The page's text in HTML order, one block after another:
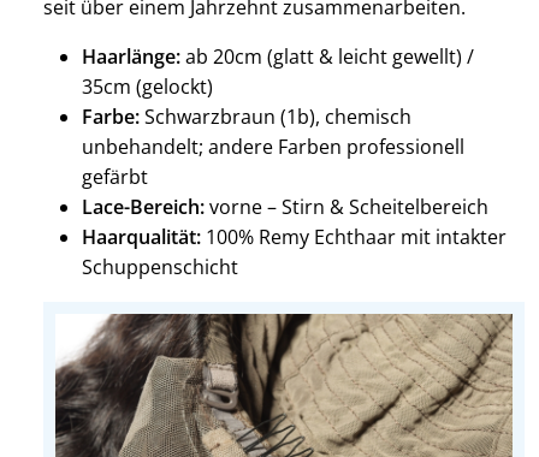
seit über einem Jahrzehnt zusammenarbeiten.
Haarlänge:ab 20cm (glatt & leicht gewellt) /
35cm (gelockt)
Farbe:Schwarzbraun (1b), chemisch
unbehandelt; andere Farben professionell
gefärbt
Lace-Bereich:vorne – Stirn & Scheitelbereich
Haarqualität: 100% Remy Echthaar mit intakter
Schuppenschicht